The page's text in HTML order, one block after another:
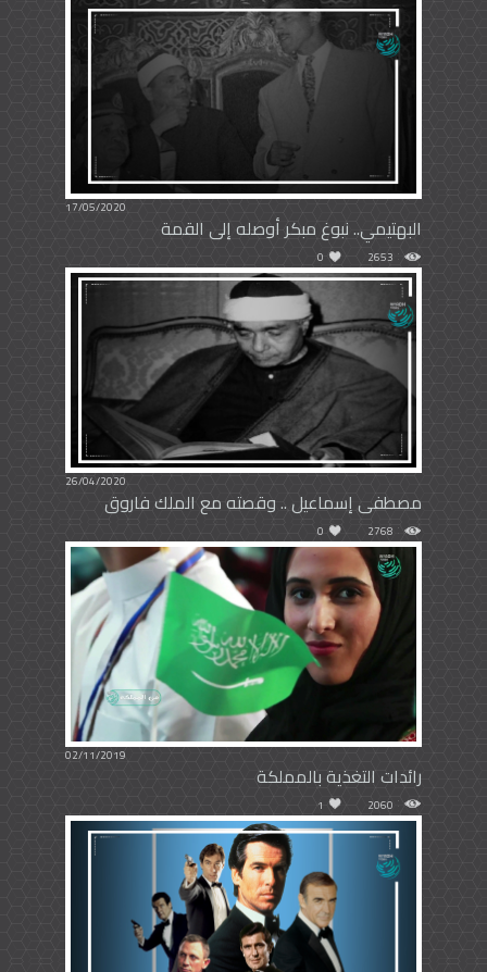
17/05/2020
البهتيمي.. نبوغ مبكر أوصله إلى القمة
2653
0
26/04/2020
مصطفى إسماعيل .. وقصته مع الملك فاروق
2768
0
02/11/2019
رائدات التغذية بالمملكة
2060
1